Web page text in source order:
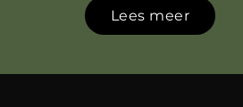
Lees meer